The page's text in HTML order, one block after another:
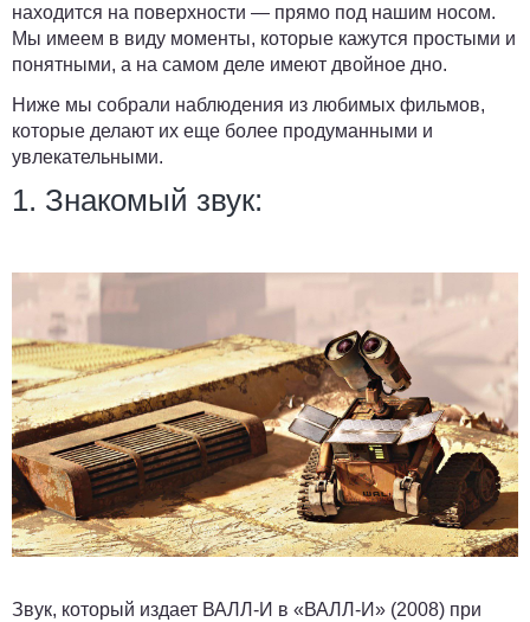
находится на поверхности — прямо под нашим носом.
Мы имеем в виду моменты, которые кажутся простыми и
понятными, а на самом деле имеют двойное дно.
Ниже мы собрали наблюдения из любимых фильмов,
которые делают их еще более продуманными и
увлекательными.
1. Знакомый звук:
Звук, который издает ВАЛЛ-И в «ВАЛЛ-И» (2008) при